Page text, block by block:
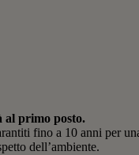
al primo posto.
fino a 10 anni per
dell’ambiente.